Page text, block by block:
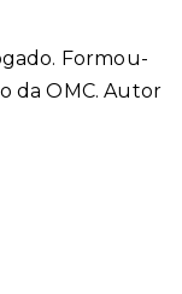
Formou-
da OMC. Autor